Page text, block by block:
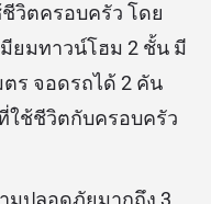
วิตครอบครัว โดย
มียมทาวน์โฮม 2 ชั้น มี
ร จอดรถได้ 2 คัน
ใช้ชีวิตกับครอบครัว